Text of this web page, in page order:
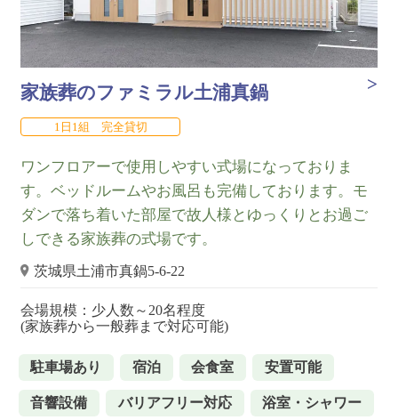
家族葬のファミラル土浦真鍋
1日1組 完全貸切
ワンフロアーで使用しやすい式場になっておりま
す。ベッドルームやお風呂も完備しております。モ
ダンで落ち着いた部屋で故人様とゆっくりとお過ご
しできる家族葬の式場です。
茨城県土浦市真鍋5-6-22
会場規模：少人数～20名程度
(家族葬から一般葬まで対応可能)
駐車場あり 宿泊 会食室 安置可能
音響設備 バリアフリー対応 浴室・シャワー